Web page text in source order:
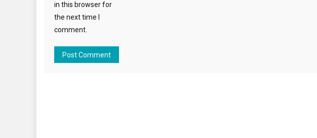
in this browser for
the next time I
comment.